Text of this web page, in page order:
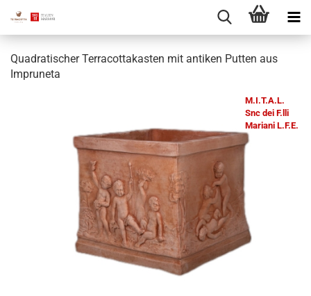
Quadratischer Terracottakasten mit antiken Putten aus
Impruneta
M.I.T.A.L.
Snc dei F.lli
Mariani L.F.E.